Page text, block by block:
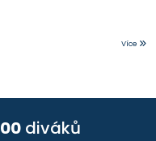
Více
diváků